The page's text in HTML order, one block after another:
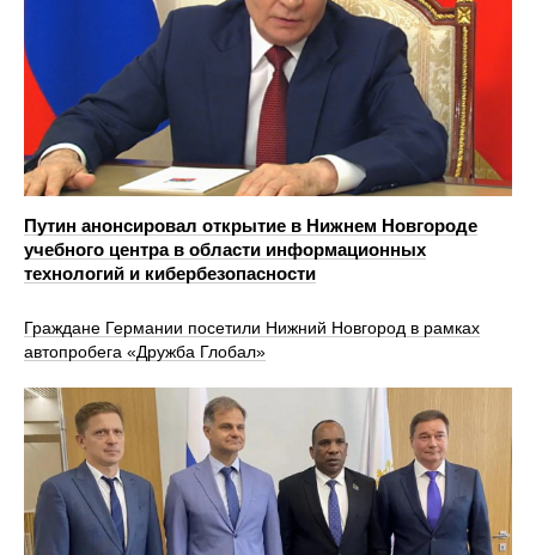
Путин анонсировал открытие в Нижнем Новгороде
учебного центра в области информационных
технологий и кибербезопасности
Граждане Германии посетили Нижний Новгород в рамках
автопробега «Дружба Глобал»